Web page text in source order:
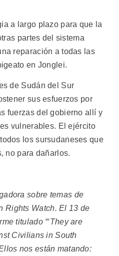
a largo plazo para que la
partes del sistema
reparación a todas las
en Jonglei.
de Sudán del Sur
sus esfuerzos por
fuerzas del gobierno allí y
vulnerables. El ejército
los sursudaneses que
no para dañarlos.
sobre temas de
Rights Watch. El 13 de
titulado “‘They are
Civilians in South
nos están matando: